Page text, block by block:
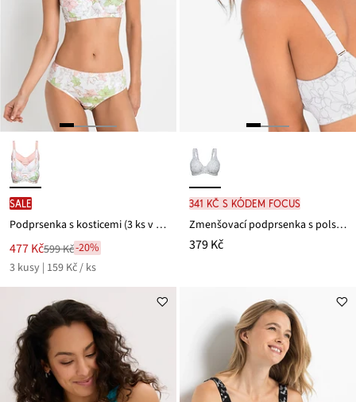
SALE
Podprsenka s kosticemi (3 ks v balení) z bavlny
Nová
cena
je
477 Kč
Zlevněno
z
ceny
599 Kč-20%
3 kusy | 159 Kč / ks
341 Kč s kódem FOCUS
Zmenšovací podprsenka s polstrovanými ramínky
379 Kč